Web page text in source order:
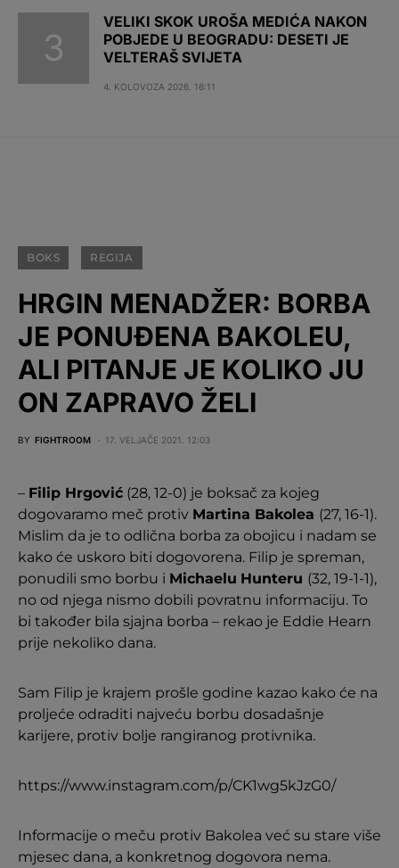
VELIKI SKOK UROŠA MEDIĆA NAKON
POBJEDE U BEOGRADU: DESETI JE
VELTERAŠ SVIJETA
4. KOLOVOZA 2026. 16:11
BOKS REGIJA
HRGIN MENADŽER: BORBA
JE PONUĐENA BAKOLEU,
ALI PITANJE JE KOLIKO JU
ON ZAPRAVO ŽELI
BY FIGHTROOM 17. VELJAČE 2021. 12:03
– Filip Hrgović (28, 12-0) je boksač za kojeg
dogovaramo meč protiv Martina Bakolea (27, 16-1).
Mislim da je to odlična borba za obojicu i nadam se
kako će uskoro biti dogovorena. Filip je spreman,
ponudili smo borbu i Michaelu Hunteru (32, 19-1-1),
no od njega nismo dobili povratnu informaciju. To
bi također bila sjajna borba – rekao je Eddie Hearn
prije nekoliko dana.
Sam Filip je krajem prošle godine kazao kako će na
proljeće odraditi najveću borbu dosadašnje
karijere, protiv bolje rangiranog protivnika.
https://www.instagram.com/p/CK1wg5kJzG0/
Informacije o meču protiv Bakolea već su stare više
mjesec dana, a konkretnog dogovora nema.